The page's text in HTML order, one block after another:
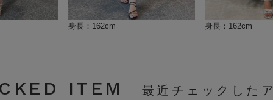
身長：162cm 身長：162cm
ITEM